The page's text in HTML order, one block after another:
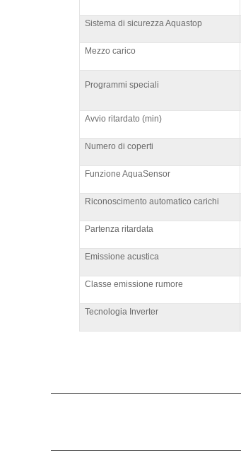
Sistema di sicurezza Aquastop
Mezzo carico
Programmi speciali
Avvio ritardato (min)
Numero di coperti
Funzione AquaSensor
Riconoscimento automatico carichi
Partenza ritardata
Emissione acustica
Classe emissione rumore
Tecnologia Inverter